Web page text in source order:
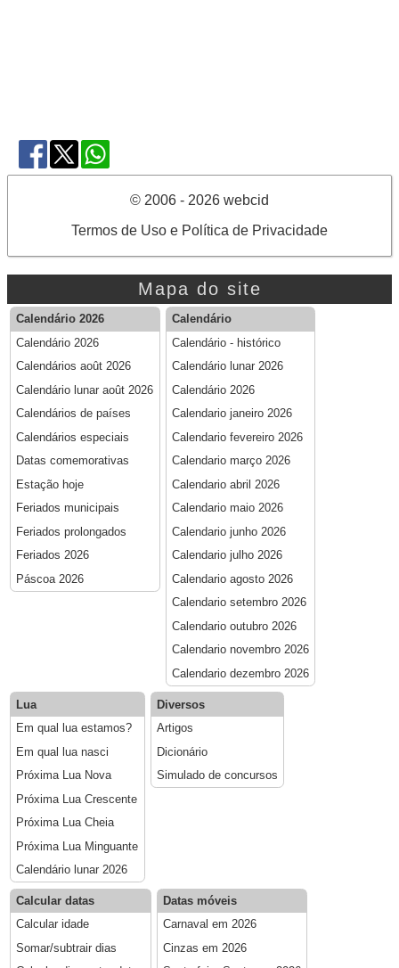
© 2006 - 2026 webcid
Termos de Uso e Política de Privacidade
Mapa do site
Calendário 2026
Calendário 2026
Calendários août 2026
Calendário lunar août 2026
Calendários de países
Calendários especiais
Datas comemorativas
Estação hoje
Feriados municipais
Feriados prolongados
Feriados 2026
Páscoa 2026
Calendário
Calendário - histórico
Calendário lunar 2026
Calendário 2026
Calendario janeiro 2026
Calendario fevereiro 2026
Calendario março 2026
Calendario abril 2026
Calendario maio 2026
Calendario junho 2026
Calendario julho 2026
Calendario agosto 2026
Calendario setembro 2026
Calendario outubro 2026
Calendario novembro 2026
Calendario dezembro 2026
Lua
Em qual lua estamos?
Em qual lua nasci
Próxima Lua Nova
Próxima Lua Crescente
Próxima Lua Cheia
Próxima Lua Minguante
Calendário lunar 2026
Diversos
Artigos
Dicionário
Simulado de concursos
Calcular datas
Calcular idade
Somar/subtrair dias
Datas móveis
Carnaval em 2026
Cinzas em 2026